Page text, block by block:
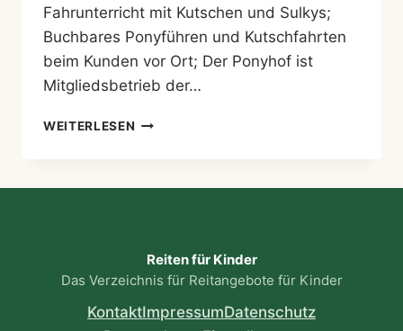
Fahrunterricht mit Kutschen und Sulkys;
Buchbares Ponyführen und Kutschfahrten
beim Kunden vor Ort; Der Ponyhof ist
Mitgliedsbetrieb der…
WEITERLESEN PONYHOF
Reiten für Kinder
Das Verzeichnis für Reitangebote für Kinder
KontaktImpressumDatenschutz